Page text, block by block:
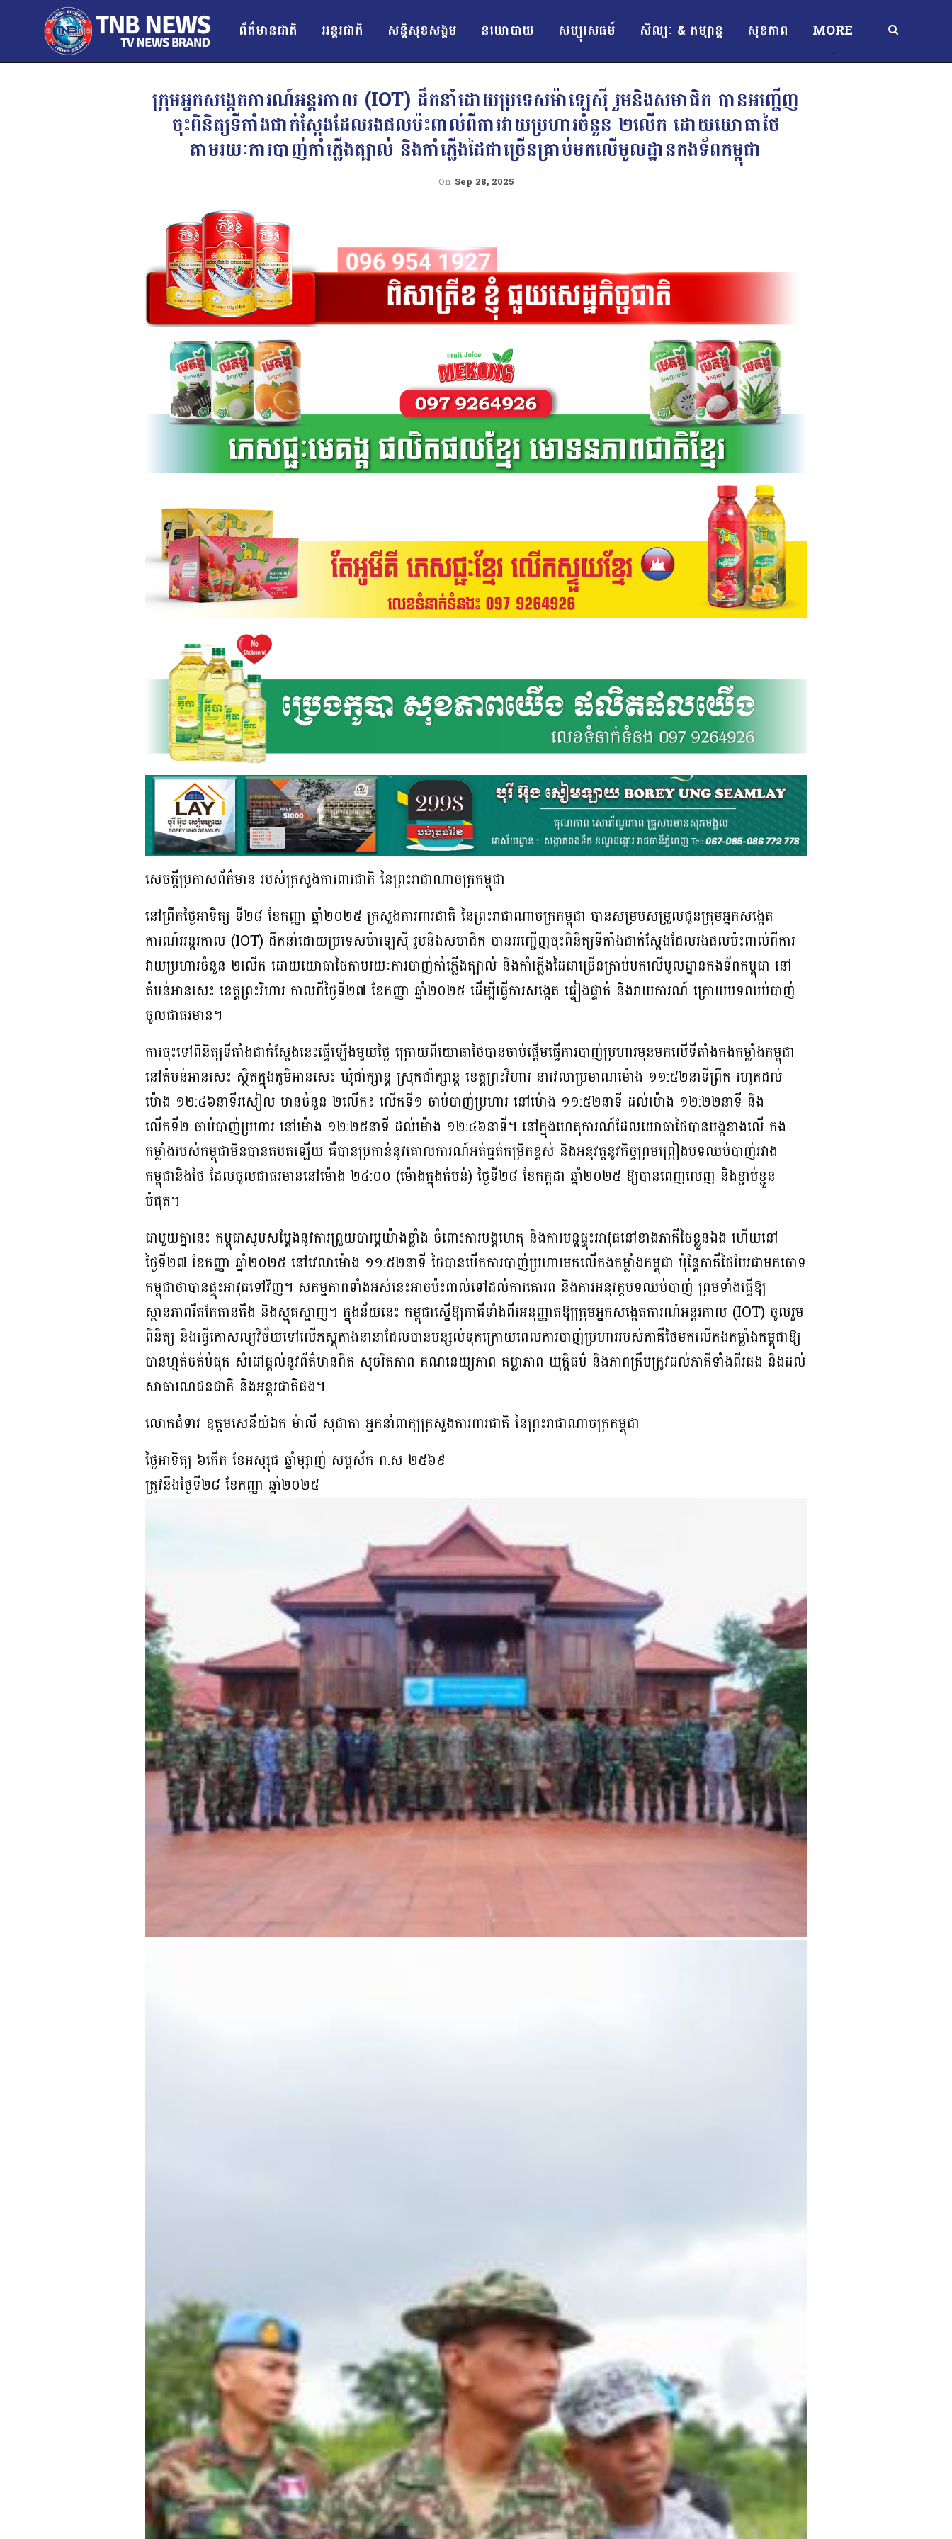
ព័ត៌មានជាតិ អន្ដរជាតិ សន្តិសុខសង្គម នយោបាយ សប្បុរសធម៍ សិល្បៈ & កម្សាន្ត សុខភាព MORE
ក្រុមអ្នកសង្កេតការណ៍អន្តរកាល (IOT) ដឹកនាំដោយប្រទេសម៉ាឡេស៊ី រួមនិងសមាជិក បានអញ្ជើញ
ចុះពិនិត្យទីតាំងជាក់ស្តែងដែលរងផលប៉ះពាល់ពីការវាយប្រហារចំនួន ២លើក ដោយយោធាថៃ
តាមរយៈការបាញ់កាំភ្លើងត្បាល់ និងកាំភ្លើងដៃជាច្រើនគ្រាប់មកលើមូលដ្ឋានកងទ័ពកម្ពុជា
On Sep 28, 2025
សេចក្តីប្រកាសព័ត៌មាន របស់ក្រសួងការពារជាតិ នៃព្រះរាជាណាចក្រកម្ពុជា
នៅព្រឹកថ្ងៃអាទិត្យ ទី២៨ ខែកញ្ញា ឆ្នាំ២០២៥ ក្រសួងការពារជាតិ នៃព្រះរាជាណាចក្រកម្ពុជា បានសម្របសម្រួលជូនក្រុមអ្នកសង្កេត
ការណ៍អន្តរកាល (IOT) ដឹកនាំដោយប្រទេសម៉ាឡេស៊ី រួមនិងសមាជិក បានអញ្ជើញចុះពិនិត្យទីតាំងជាក់ស្តែងដែលរងផលប៉ះពាល់ពីការ
វាយប្រហារចំនួន ២លើក ដោយយោធាថៃតាមរយៈការបាញ់កាំភ្លើងត្បាល់ និងកាំភ្លើងដៃជាច្រើនគ្រាប់មកលើមូលដ្ឋានកងទ័ពកម្ពុជា នៅ
តំបន់អានសេះ ខេត្តព្រះវិហារ កាលពីថ្ងៃទី២៧ ខែកញ្ញា ឆ្នាំ២០២៥ ដើម្បីធ្វើការសង្កេត ផ្ទៀងផ្ទាត់ និងរាយការណ៍ ក្រោយបទឈប់បាញ់
ចូលជាធរមាន។
ការចុះទៅពិនិត្យទីតាំងជាក់ស្តែងនេះធ្វើឡើងមួយថ្ងៃ ក្រោយពីយោធាថៃបានចាប់ផ្តើមធ្វើការបាញ់ប្រហារមុនមកលើទីតាំងកងកម្លាំងកម្ពុជា
នៅតំបន់អានសេះ ស្ថិតក្នុងភូមិអានសេះ ឃុំជាំក្សាន្ត ស្រុកជាំក្សាន្ត ខេត្តព្រះវិហារ នាវេលាប្រមាណម៉ោង ១១:៥២នាទីព្រឹក រហូតដល់
ម៉ោង ១២:៤៦នាទីរសៀល មានចំនួន ២លើក៖ លើកទី១ ចាប់បាញ់ប្រហារ នៅម៉ោង ១១:៥២នាទី ដល់ម៉ោង ១២:២២នាទី និង
លើកទី២ ចាប់បាញ់ប្រហារ នៅម៉ោង ១២:២៥នាទី ដល់ម៉ោង ១២:៤៦នាទី។ នៅក្នុងហេតុការណ៍ដែលយោធាថៃបានបង្កខាងលើ កង
កម្លាំងរបស់កម្ពុជាមិនបានតបតឡើយ គឺបានប្រកាន់នូវគោលការណ៍អត់ធ្មត់កម្រិតខ្ពស់ និងអនុវត្តនូវកិច្ចព្រមព្រៀងបទឈប់បាញ់រវាង
កម្ពុជានិងថៃ ដែលចូលជាធរមាននៅម៉ោង ២៤:០០ (ម៉ោងក្នុងតំបន់) ថ្ងៃទី២៨ ខែកក្កដា ឆ្នាំ២០២៥ ឱ្យបានពេញលេញ និងខ្ជាប់ខ្ជួន
បំផុត។
ជាមួយគ្នានេះ កម្ពុជាសូមសម្តែងនូវការព្រួយបារម្ភយ៉ាងខ្លាំង ចំពោះការបង្កហេតុ និងការបន្តផ្ទុះអាវុធនៅខាងភាគីថៃខ្លួនឯង ហើយនៅ
ថ្ងៃទី២៧ ខែកញ្ញា ឆ្នាំ២០២៥ នៅវេលាម៉ោង ១១:៥២នាទី ថៃបានបើកការបាញ់ប្រហារមកលើកងកម្លាំងកម្ពុជា ប៉ុន្តែភាគីថៃបែរជាមកចោទ
កម្ពុជាថាបានផ្ទុះអាវុធទៅវិញ។ សកម្មភាពទាំងអស់នេះអាចប៉ះពាល់ទៅដល់ការគោរព និងការអនុវត្តបទឈប់បាញ់ ព្រមទាំងធ្វើឱ្យ
ស្ថានភាពរឹតតែតានតឹង និងស្មុគស្មាញ។ ក្នុងន័យនេះ កម្ពុជាស្នើឱ្យភាគីទាំងពីរអនុញ្ញាតឱ្យក្រុមអ្នកសង្កេតការណ៍អន្តរកាល (IOT) ចូលរួម
ពិនិត្យ និងធ្វើកោសល្យវិច័យទៅលើភស្តុតាងនានាដែលបានបន្សល់ទុកក្រោយពេលការបាញ់ប្រហាររបស់ភាគីថៃមកលើកងកម្លាំងកម្ពុជាឱ្យ
បានហ្មត់ចត់បំផុត សំដៅផ្តល់នូវព័ត៌មានពិត សុចរិតភាព គណនេយ្យភាព តម្លាភាព យុត្តិធម៌ និងភាពត្រឹមត្រូវដល់ភាគីទាំងពីរផង និងដល់
សាធារណជនជាតិ និងអន្តរជាតិផង។
លោកជំទាវ ឧត្តមសេនីយ៍ឯក ម៉ាលី សុជាតា អ្នកនាំពាក្យក្រសួងការពារជាតិ នៃព្រះរាជាណាចក្រកម្ពុជា
ថ្ងៃអាទិត្យ ៦កើត ខែអស្សុជ ឆ្នាំម្សាញ់ សប្តស័ក ព.ស ២៥៦៩
ត្រូវនឹងថ្ងៃទី២៨ ខែកញ្ញា ឆ្នាំ២០២៥